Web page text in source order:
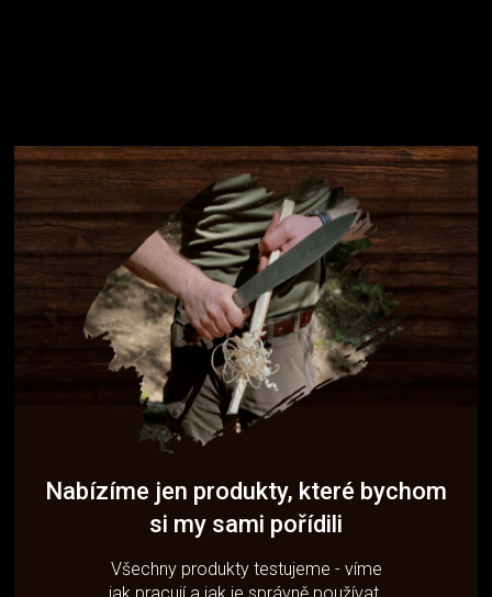
Nabízíme jen produkty, které bychom
si my sami pořídili
Všechny produkty testujeme - víme